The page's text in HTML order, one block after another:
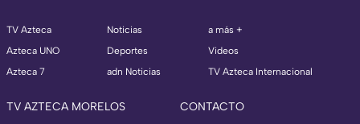
TV Azteca
Azteca UNO
Azteca 7
Noticias
Deportes
adn Noticias
a más +
Videos
TV Azteca Internacional
TV AZTECA MORELOS CONTACTO